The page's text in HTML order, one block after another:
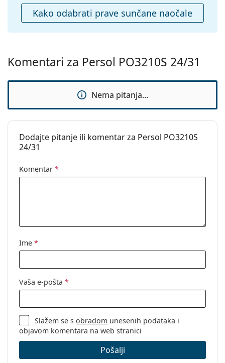
Kategorija:
Sunčane naočale
Marka:
Persol
Kod:
PO3210S 24/31 51
Kako odabrati prave sunčane naočale
Komentari za Persol PO3210S 24/31
Nema pitanja...
Dodajte pitanje ili komentar za Persol PO3210S
24/31
Komentar *
Ime *
Vaša e-pošta *
Slažem se sobradom unesenih podataka i
objavom komentara na web stranici
Pošalji